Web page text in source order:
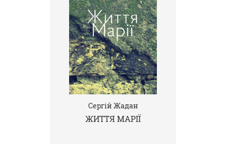
Сергій Жадан
ЖИТТЯ МАРІЇ